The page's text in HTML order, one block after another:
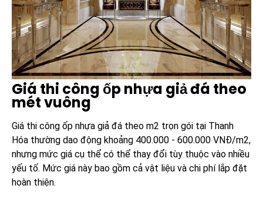
Giá thi công ốp nhựa giả đá theo
mét vuông
Giá thi công ốp nhựa giả đá theo m2 trọn gói tại Thanh
Hóa thường dao động khoảng 400.000 - 600.000 VNĐ/m2,
nhưng mức giá cụ thể có thể thay đổi tùy thuộc vào nhiều
yếu tố. Mức giá này bao gồm cả vật liệu và chi phí lắp đặt
hoàn thiện.